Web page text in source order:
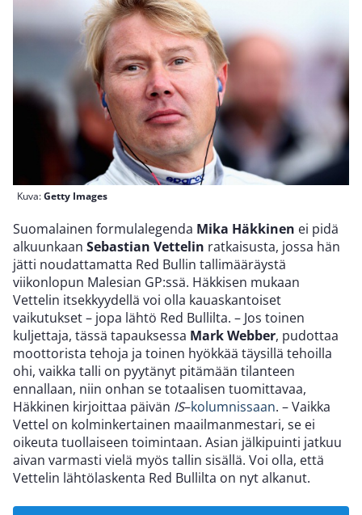
Kuva:Getty Images
Suomalainen formulalegenda Mika Häkkinen ei pidä
alkuunkaan Sebastian Vettelin ratkaisusta, jossa hän
jätti noudattamatta Red Bullin tallimääräystä
viikonlopun Malesian GP:ssä. Häkkisen mukaan
Vettelin itsekkyydellä voi olla kauaskantoiset
vaikutukset – jopa lähtö Red Bullilta. – Jos toinen
kuljettaja, tässä tapauksessa Mark Webber, pudottaa
moottorista tehoja ja toinen hyökkää täysillä tehoilla
ohi, vaikka talli on pyytänyt pitämään tilanteen
ennallaan, niin onhan se totaalisen tuomittavaa,
Häkkinen kirjoittaa päivän IS–kolumnissaan. – Vaikka
Vettel on kolminkertainen maailmanmestari, se ei
oikeuta tuollaiseen toimintaan. Asian jälkipuinti jatkuu
aivan varmasti vielä myös tallin sisällä. Voi olla, että
Vettelin lähtölaskenta Red Bullilta on nyt alkanut.